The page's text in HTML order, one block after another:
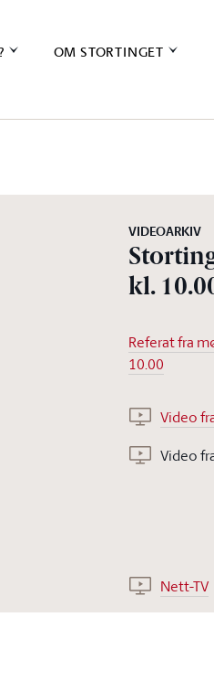
OM STORTINGET
VIDEOARKIV
kl.
Referat fra
10.00
Video
Video
Nett-TV